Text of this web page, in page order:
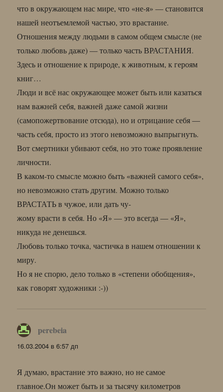
что в окружающем нас мире, что «не-я» — становится
нашей неотъемлемой частью, это врастание.
Отношения между людьми в самом общем смысле (не
только любовь даже) — только часть ВРАСТАНИЯ.
Здесь и отношение к природе, к животным, к героям
книг…
Люди и всё нас окружающее может быть или казаться
нам важней себя, важней даже самой жизни
(самопожертвование отсюда), но и отрицание себя —
часть себя, просто из этого невозможно выпрыгнуть.
Вот смертники убивают себя, но это тоже проявление
личности.
В каком-то смысле можно быть «важней самого себя»,
но невозможно стать другим. Можно только
ВРАСТАТЬ в чужое, или дать чу-
жому врасти в себя. Но «Я» — это всегда — «Я»,
никуда не денешься.
Любовь только точка, частичка в нашем отношении к
миру.
Но я не спорю, дело только в «степени обобщения»,
как говорят художники :-))
perebeia
16.03.2004 в 6:57 дп
Я думаю, врастание это важно, но не самое
главное.Он может быть и за тысячу километров